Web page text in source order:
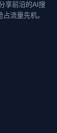
享前沿的AI搜
流量先机。